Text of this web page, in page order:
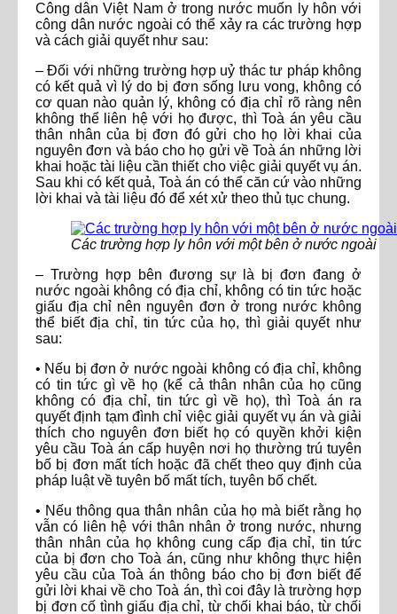
Công dân Việt Nam ở trong nước muốn ly hôn với
công dân nước ngoài có thể xảy ra các trường hợp
và cách giải quyết như sau:
– Đối với những trường hợp uỷ thác tư pháp không
có kết quả vì lý do bị đơn sống lưu vong, không có
cơ quan nào quản lý, không có địa chỉ rõ ràng nên
không thể liên hệ với họ được, thì Toà án yêu cầu
thân nhân của bị đơn đó gửi cho họ lời khai của
nguyên đơn và báo cho họ gửi về Toà án những lời
khai hoặc tài liệu cần thiết cho việc giải quyết vụ án.
Sau khi có kết quả, Toà án có thể căn cứ vào những
lời khai và tài liệu đó để xét xử theo thủ tục chung.
Các trường hợp ly hôn với một bên ở nước ngoài
– Trường hợp bên đương sự là bị đơn đang ở
nước ngoài không có địa chỉ, không có tin tức hoặc
giấu địa chỉ nên nguyên đơn ở trong nước không
thể biết địa chỉ, tin tức của họ, thì giải quyết như
sau:
• Nếu bị đơn ở nước ngoài không có địa chỉ, không
có tin tức gì về họ (kể cả thân nhân của họ cũng
không có địa chỉ, tin tức gì về họ), thì Toà án ra
quyết định tạm đình chỉ việc giải quyết vụ án và giải
thích cho nguyên đơn biết họ có quyền khởi kiện
yêu cầu Toà án cấp huyện nơi họ thường trú tuyên
bố bị đơn mất tích hoặc đã chết theo quy định của
pháp luật về tuyên bố mất tích, tuyên bố chết.
• Nếu thông qua thân nhân của họ mà biết rằng họ
vẫn có liên hệ với thân nhân ở trong nước, nhưng
thân nhân của họ không cung cấp địa chỉ, tin tức
của bị đơn cho Toà án, cũng như không thực hiện
yêu cầu của Toà án thông báo cho bị đơn biết để
gửi lời khai về cho Toà án, thì coi đây là trường hợp
bị đơn cố tình giấu địa chỉ, từ chối khai báo, từ chối